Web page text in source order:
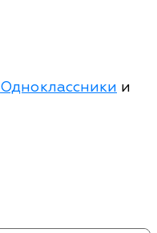
Одноклассники и